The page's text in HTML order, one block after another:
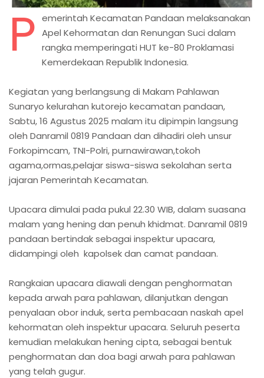
P emerintah Kecamatan Pandaan melaksanakan
Apel Kehormatan dan Renungan Suci dalam
rangka memperingati HUT ke-80 Proklamasi
Kemerdekaan Republik Indonesia.
Kegiatan yang berlangsung di Makam Pahlawan
Sunaryo kelurahan kutorejo kecamatan pandaan,
Sabtu, 16 Agustus 2025 malam itu dipimpin langsung
oleh Danramil 0819 Pandaan dan dihadiri oleh unsur
Forkopimcam, TNI-Polri, purnawirawan,tokoh
agama,ormas,pelajar siswa-siswa sekolahan serta
jajaran Pemerintah Kecamatan.
Upacara dimulai pada pukul 22.30 WIB, dalam suasana
malam yang hening dan penuh khidmat. Danramil 0819
pandaan bertindak sebagai inspektur upacara,
didampingi oleh kapolsek dan camat pandaan.
Rangkaian upacara diawali dengan penghormatan
kepada arwah para pahlawan, dilanjutkan dengan
penyalaan obor induk, serta pembacaan naskah apel
kehormatan oleh inspektur upacara. Seluruh peserta
kemudian melakukan hening cipta, sebagai bentuk
penghormatan dan doa bagi arwah para pahlawan
yang telah gugur.